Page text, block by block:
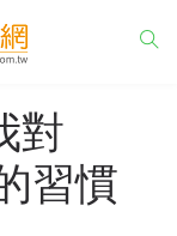
對
習慣